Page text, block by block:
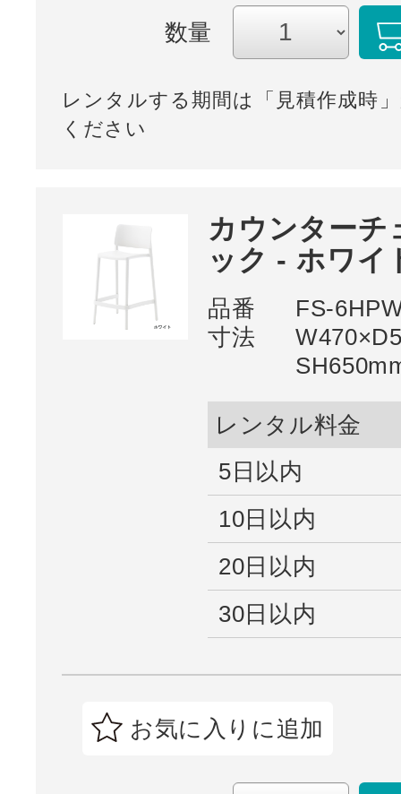
数量
レンタルする期間は「見積作成時
ください
カウンターチ
ック - ホワイ
品番
FS-
寸法
レンタル料金
5日以内
10日以内
20日以内
30日以内
お気に入りに追加